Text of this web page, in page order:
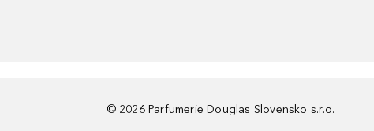
© 2026 Parfumerie Douglas Slovensko s.r.o.